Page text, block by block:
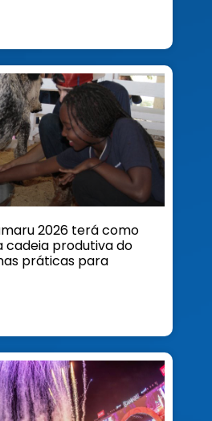
2026 terá como
produtiva do
práticas para